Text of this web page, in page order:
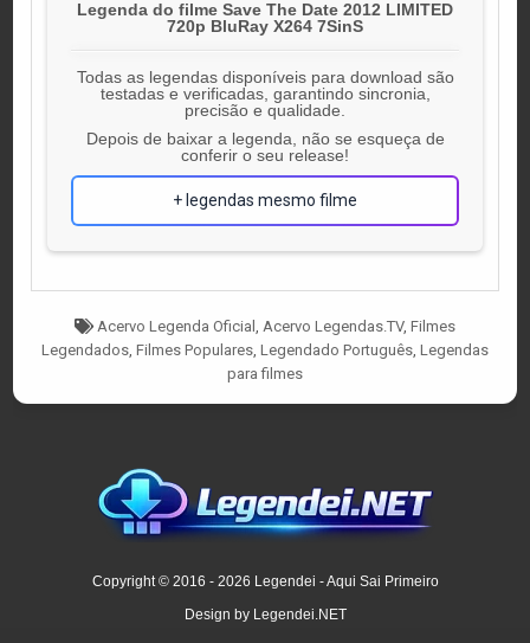
Legenda do filme Save The Date 2012 LIMITED
720p BluRay X264 7SinS
Todas as legendas disponíveis para download são
testadas e verificadas, garantindo sincronia,
precisão e qualidade.
Depois de baixar a legenda, não se esqueça de
conferir o seu release!
+ legendas mesmo filme
Tagged
Acervo Legenda Oficial Acervo Legendas.TV, Filmes
Legendados Filmes Populares Legendado Português Legendas
para filmes
Copyright © 2016 - 2026 Legendei - Aqui Sai Primeiro
Design by Legendei.NET